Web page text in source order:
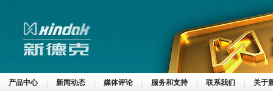
产品中心 新闻动态 媒体评论 服务和支持 联系我们 关于